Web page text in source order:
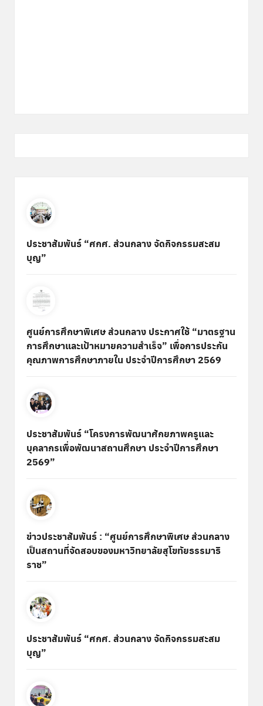
ประชาสัมพันธ์ “ศกศ. ส่วนกลาง จัดกิจกรรมสะสม
บุญ”
ศูนย์การศึกษาพิเศษ ส่วนกลาง ประกาศใช้ “มาตรฐาน
การศึกษาและเป้าหมายความสำเร็จ” เพื่อการประกัน
คุณภาพการศึกษาภายใน ประจำปีการศึกษา 2569
ประชาสัมพันธ์ “โครงการพัฒนาศักยภาพครูและ
บุคลากรเพื่อพัฒนาสถานศึกษา ประจำปีการศึกษา
2569”
ข่าวประชาสัมพันธ์ : “ศูนย์การศึกษาพิเศษ ส่วนกลาง
เป็นสถานที่จัดสอบของมหาวิทยาลัยสุโขทัยธรรมาธิ
ราช”
ประชาสัมพันธ์ “ศกศ. ส่วนกลาง จัดกิจกรรมสะสม
บุญ”